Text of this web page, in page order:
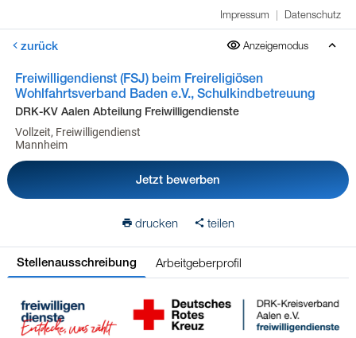
Impressum | Datenschutz
zurück Anzeigemodus
Freiwilligendienst (FSJ) beim Freireligiösen
Wohlfahrtsverband Baden e.V., Schulkindbetreuung
DRK-KV Aalen Abteilung Freiwilligendienste
Vollzeit, Freiwilligendienst
Mannheim
Jetzt bewerben
drucken teilen
Stellenausschreibung Arbeitgeberprofil